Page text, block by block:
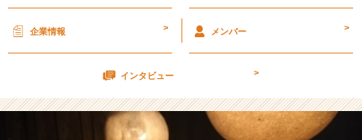
イ
テ
ィ
ィ
ー
企業情報 > メンバー >
インタビュー >